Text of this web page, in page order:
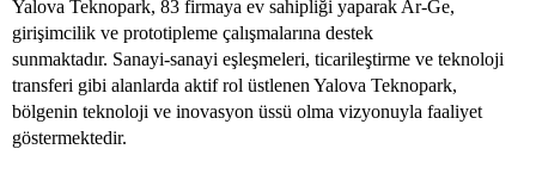
Yalova Teknopark, 83 firmaya ev sahipliği yaparak Ar-Ge,
girişimcilik ve prototipleme çalışmalarına destek
sunmaktadır. Sanayi-sanayi eşleşmeleri, ticarileştirme ve teknoloji
transferi gibi alanlarda aktif rol üstlenen Yalova Teknopark,
bölgenin teknoloji ve inovasyon üssü olma vizyonuyla faaliyet
göstermektedir.